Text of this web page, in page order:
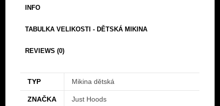
Anti-
množství
INFO
TABULKA VELIKOSTI - DĚTSKÁ MIKINA
REVIEWS (0)
TYP Mikina dětská
ZNAČKA Just Hoods